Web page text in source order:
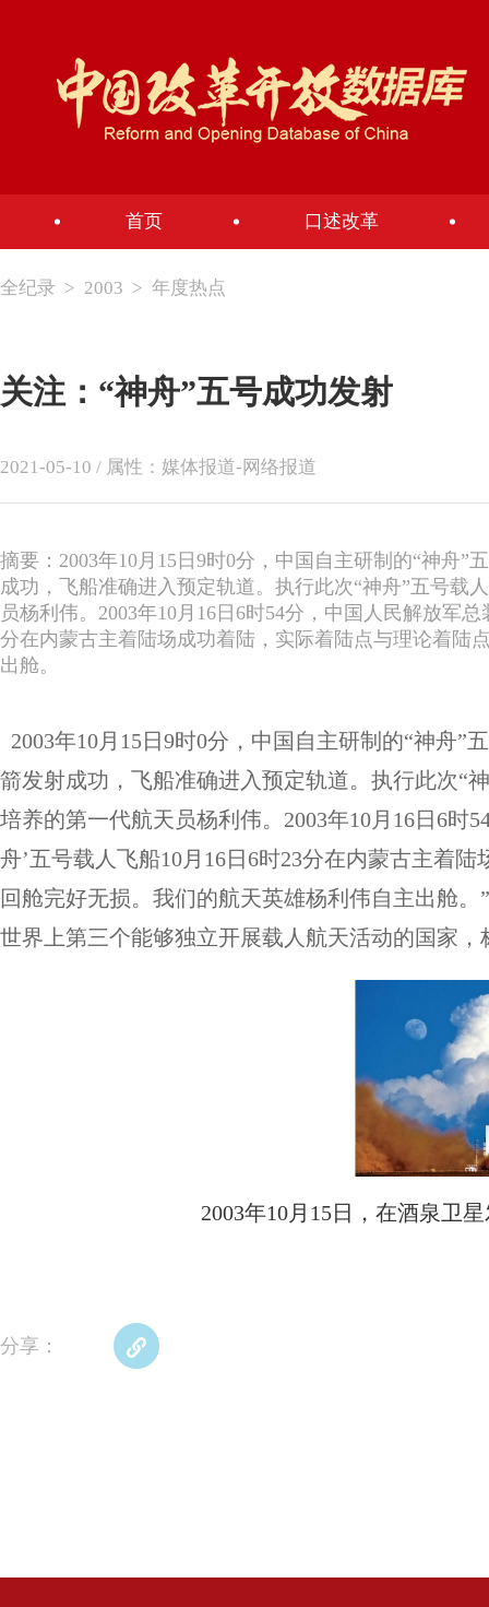
首页 口述改革
全纪录 > 2003 > 年度热点
关注：“神舟”五号成功发射
2021-05-10 / 属性：媒体报道-网络报道
摘要：2003年10月15日9时0分，中国自主研制的“神舟
成功，飞船准确进入预定轨道。执行此次“神舟”五号载
员杨利伟。2003年10月16日6时54分，中国人民解放军
分在内蒙古主着陆场成功着陆，实际着陆点与理论着陆
出舱。
2003年10月15日9时0分，中国自主研制的“神舟
箭发射成功，飞船准确进入预定轨道。执行此次“
培养的第一代航天员杨利伟。2003年10月16日6时
舟’五号载人飞船10月16日6时23分在内蒙古主着
回舱完好无损。我们的航天英雄杨利伟自主出舱
世界上第三个能够独立开展载人航天活动的国家
2003年10月15日，在酒泉卫
分享：